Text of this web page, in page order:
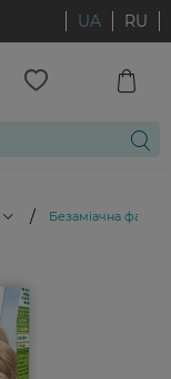
UA RU
/ Безаміачна фарба